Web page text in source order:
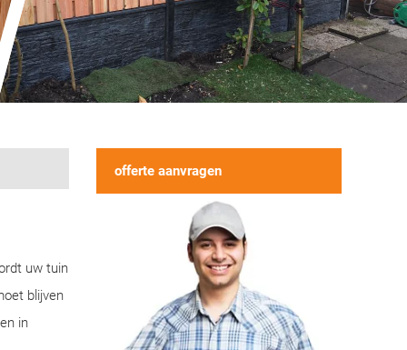
uw tuin
blijven
in
offerte aanvragen